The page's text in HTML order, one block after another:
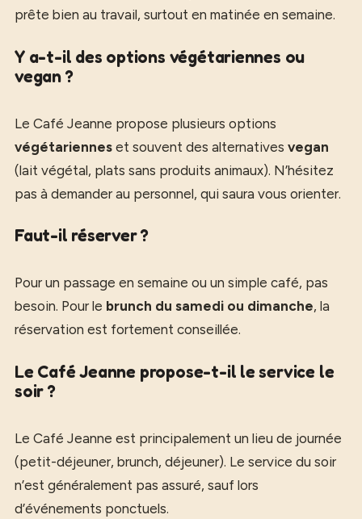
prête bien au travail, surtout en matinée en semaine.
Y a-t-il des options végétariennes ou
vegan ?
Le Café Jeanne propose plusieurs options
végétariennes et souvent des alternatives vegan
(lait végétal, plats sans produits animaux). N’hésitez
pas à demander au personnel, qui saura vous orienter.
Faut-il réserver ?
Pour un passage en semaine ou un simple café, pas
besoin. Pour le brunch du samedi ou dimanche, la
réservation est fortement conseillée.
Le Café Jeanne propose-t-il le service le
soir ?
Le Café Jeanne est principalement un lieu de journée
(petit-déjeuner, brunch, déjeuner). Le service du soir
n’est généralement pas assuré, sauf lors
d’événements ponctuels.